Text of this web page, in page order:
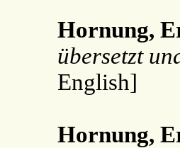
Hornung,
übersetzt
English]
Hornung,